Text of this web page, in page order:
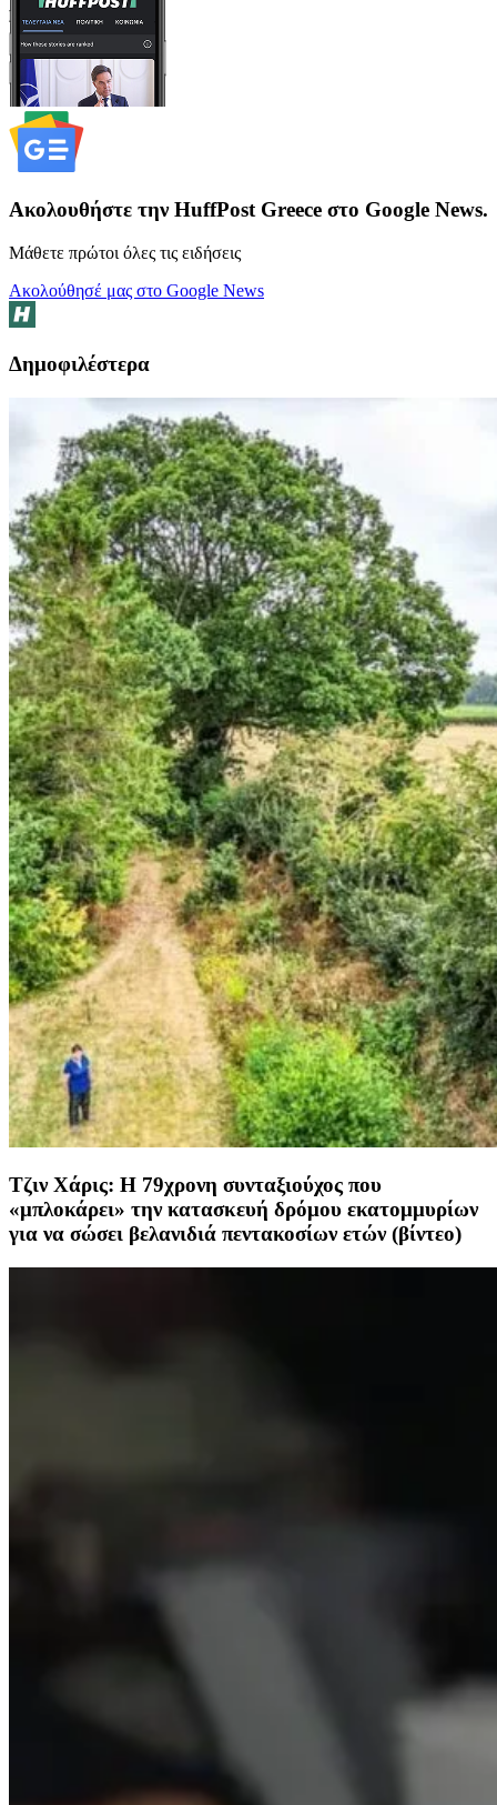
Ακολουθήστε την HuffPost Greece στο Google News.
Μάθετε πρώτοι όλες τις ειδήσεις
Ακολούθησέ μας στο Google News
Δημοφιλέστερα
Τζιν Χάρις: Η 79χρονη συνταξιούχος που
«μπλοκάρει» την κατασκευή δρόμου εκατομμυρίων
για να σώσει βελανιδιά πεντακοσίων ετών (βίντεο)